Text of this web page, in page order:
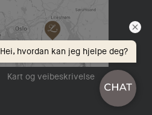
Kart og veibeskrivelse
Hei, hvordan kan jeg hjelpe deg?